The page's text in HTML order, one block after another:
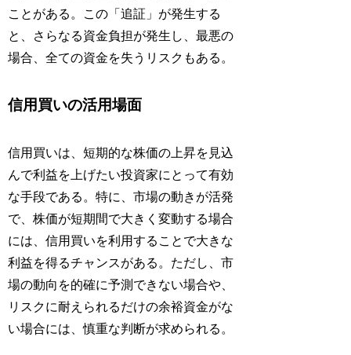
ことがある。この「追証」が発生する
と、さらなる資金負担が発生し、最悪の
場合、全ての資金を失うリスクもある。
信用買いの活用場面
信用買いは、短期的な株価の上昇を見込
んで利益を上げたい投資家にとって有効
な手段である。特に、市場の動きが活発
で、株価が短期間で大きく変動する場合
には、信用買いを利用することで大きな
利益を得るチャンスがある。ただし、市
場の動向を的確に予測できない場合や、
リスクに耐えられるだけの余裕資金がな
い場合には、慎重な判断が求められる。